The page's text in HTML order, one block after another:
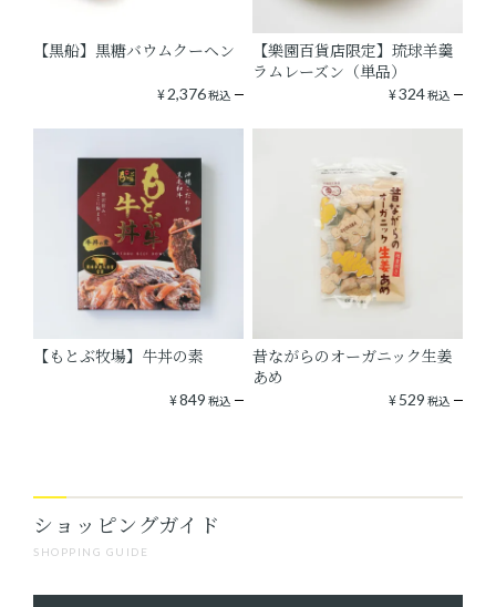
【黒船】黒糖バウムクーヘン
¥2,376税込
【樂園百貨店限定】琉球羊羹
ラムレーズン（単品）
¥324税込
【もとぶ牧場】牛丼の素
¥849 税込
昔ながらのオーガニック生姜
あめ
¥529 税込
SHOPPING GUIDE
ショッピングガイド